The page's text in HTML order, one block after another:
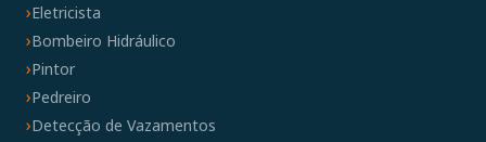
Eletricista
Bombeiro Hidráulico
Pintor
Pedreiro
Detecção de Vazamentos